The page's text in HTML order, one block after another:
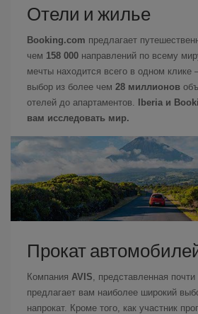
Отели и жилье
Booking.com предлагает
чем 158 000 направлений по всему
мечты находится всего в одном
выбор из более чем 28 миллионов
отелей до апартаментов.
Iberia и
вам исследовать мир.
Прокат
Компания AVIS , представленная
предлагает вам наиболее широкий
напрокат. Кроме того, как участник